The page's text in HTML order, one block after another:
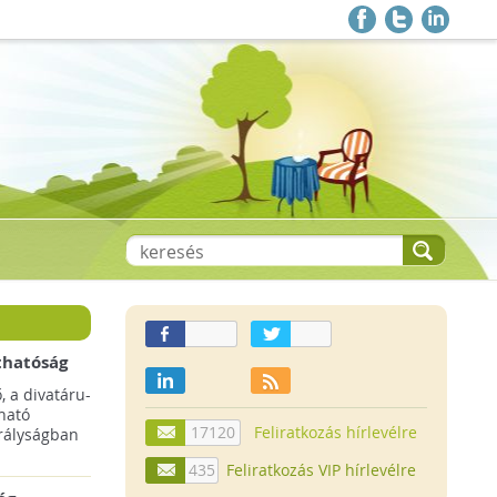
a divatáru-
17120
Feliratkozás hírlevélre
435
Feliratkozás VIP hírlevélre